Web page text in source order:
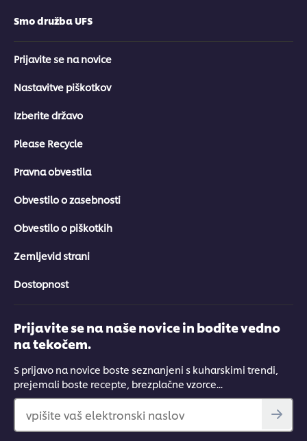
Smo družba UFS
Prijavite se na novice
Nastavitve piškotkov
Izberite državo
Please Recycle
Pravna obvestila
Obvestilo o zasebnosti
Obvestilo o piškotkih
Zemljevid strani
Dostopnost
Prijavite se na naše novice in bodite vedno
na tekočem.
S prijavo na novice boste seznanjeni s kuharskimi trendi,
prejemali boste recepte, brezplačne vzorce...
vpišite vaš elektronski naslov